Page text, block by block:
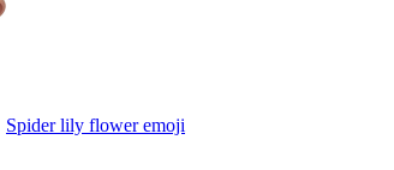
Spider lily floweremoji